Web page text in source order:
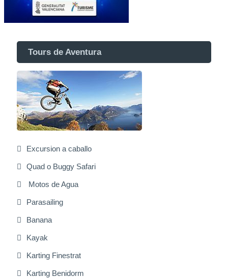
Tours de Aventura
Excursion a caballo
Quad o Buggy Safari
Motos de Agua
Parasailing
Banana
Kayak
Karting Finestrat
Karting Benidorm